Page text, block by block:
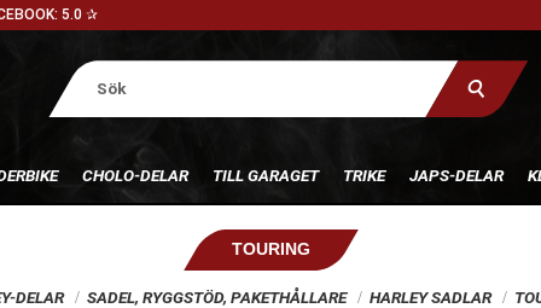
5.0 ✰
CHOLO-DELAR TILL GARAGET TRIKE JAPS-DELAR
TOURING
DELAR SADEL, RYGGSTÖD, PAKETHÅLLARE HARLEY SADLAR